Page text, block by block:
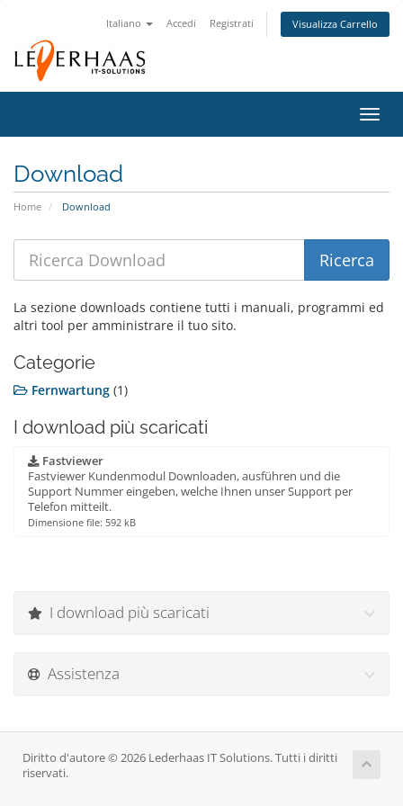
Italiano Accedi Registrati Visualizza Carrello
Attiva
Download
Home Download
La sezione downloads contiene tutti i manuali, programmi ed
altri tool per amministrare il tuo sito.
Categorie
Fernwartung (1)
I download più scaricati
Fastviewer
Fastviewer Kundenmodul Downloaden, ausführen und die
Support Nummer eingeben, welche Ihnen unser Support per
Telefon mitteilt.
Dimensione file: 592 kB
I download più scaricati
Assistenza
Diritto d'autore © 2026 Lederhaas IT Solutions. Tutti i diritti
riservati.